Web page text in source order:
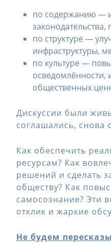
по содержанию —
по структуре —
инфраструктуры,
по культуре —
осведомлённости,
общественных
Дискуссии были
соглашались, снова
Как обеспечить
ресурсам? Как
решений и сделать
обществу? Как
самосознание? Эти
отклик и жаркие
Не будем